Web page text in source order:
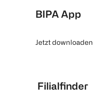
BIPA App
Jetzt downloaden
Filialfinder